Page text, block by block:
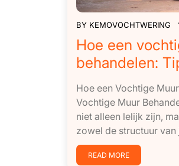
BY KEMOVOCHTWERING
Hoe een
behandelen:
Hoe een Vochtige
Vochtige Muur
niet alleen lelijk zijn,
zowel de structuur
READ MORE